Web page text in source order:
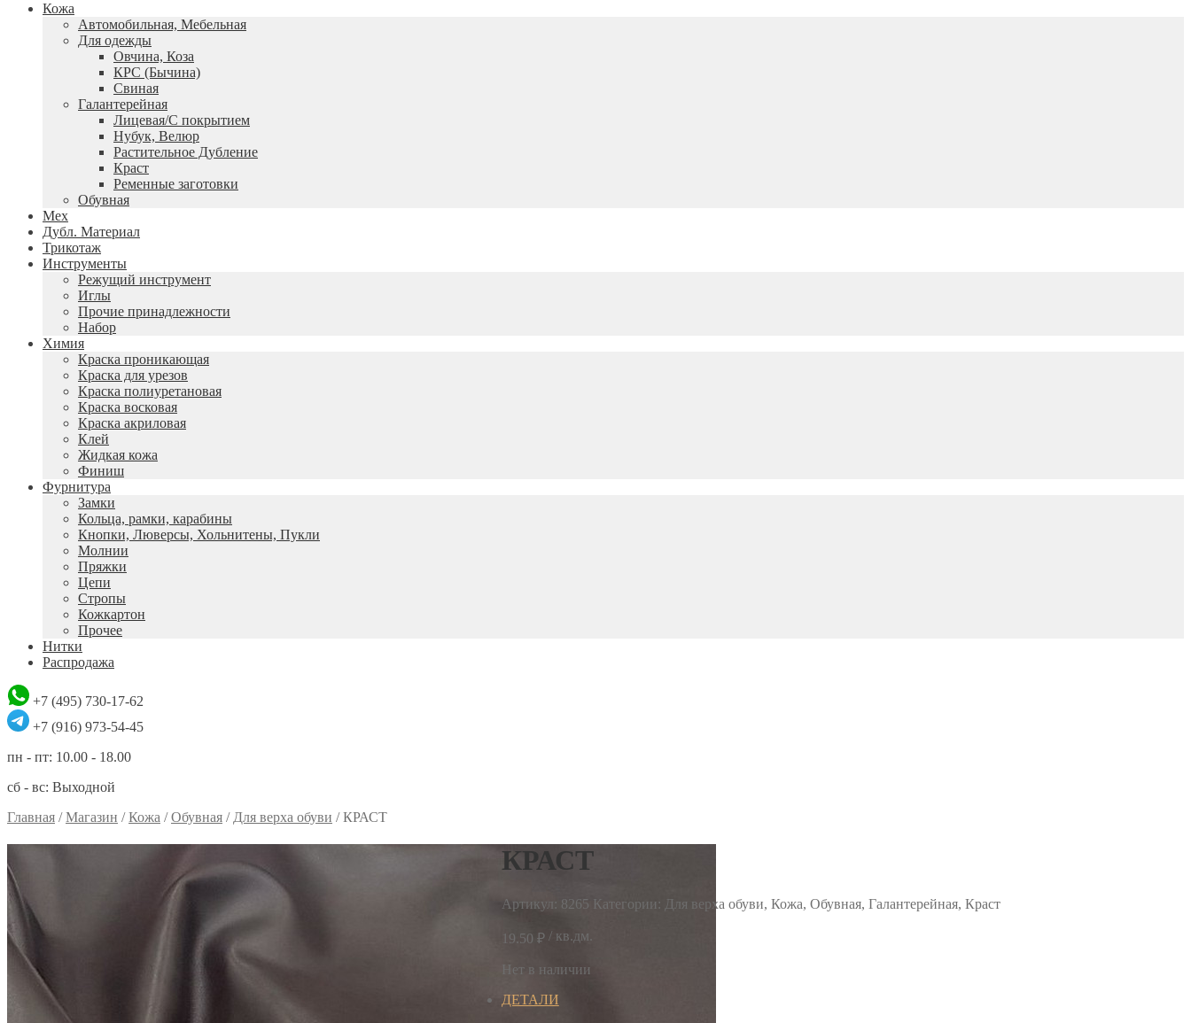
Кожа
Автомобильная, Мебельная
Для одежды
Овчина, Коза
КРС (Бычина)
Свиная
Галантерейная
Лицевая/С покрытием
Нубук, Велюр
Растительное Дубление
Краст
Ременные заготовки
Обувная
Мех
Дубл. Материал
Трикотаж
Инструменты
Режущий инструмент
Иглы
Прочие принадлежности
Набор
Химия
Краска проникающая
Краска для урезов
Краска полиуретановая
Краска восковая
Краска акриловая
Клей
Жидкая кожа
Финиш
Фурнитура
Замки
Кольца, рамки, карабины
Кнопки, Люверсы, Хольнитены, Пукли
Молнии
Пряжки
Цепи
Стропы
Кожкартон
Прочее
Нитки
Распродажа
+7 (495) 730-17-62
+7 (916) 973-54-45
пн - пт: 10.00 - 18.00
сб - вс: Выходной
Главная /Магазин /Кожа /Обувная / Для верха обуви /КРАСТ
КРАСТ
Артикул: 8265 Категории: Для верха обуви, Кожа, Обувная, Галантерейная, Краст
19.50 ₽/ кв.дм.
Нет в наличии
ДЕТАЛИ